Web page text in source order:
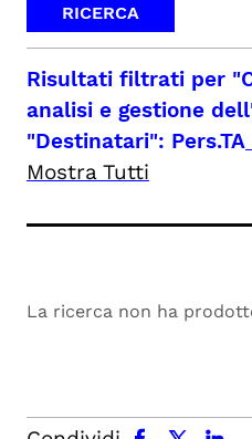
Risultati filtrati per
analisi e gestione
"Destinatari": Pers.TA
Mostra Tutti
La ricerca non ha
facebook x.com linkedin